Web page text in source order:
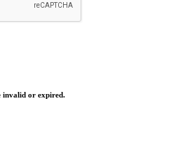
invalid or expired.